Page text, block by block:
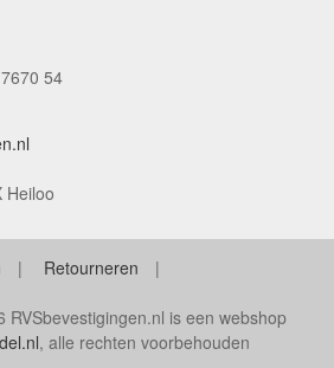
54
Heiloo
Retourneren
is een webshop
, alle rechten voorbehouden